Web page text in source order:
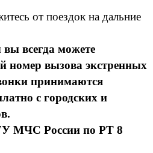
от поездок на дальние
всегда можете
номер вызова экстренных
принимаются
с городских и
МЧС России по РТ 8